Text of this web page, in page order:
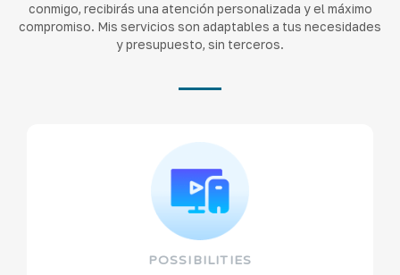
conmigo, recibirás una atención personalizada y el máximo
compromiso. Mis servicios son adaptables a tus necesidades
y presupuesto, sin terceros.
POSSIBILITIES